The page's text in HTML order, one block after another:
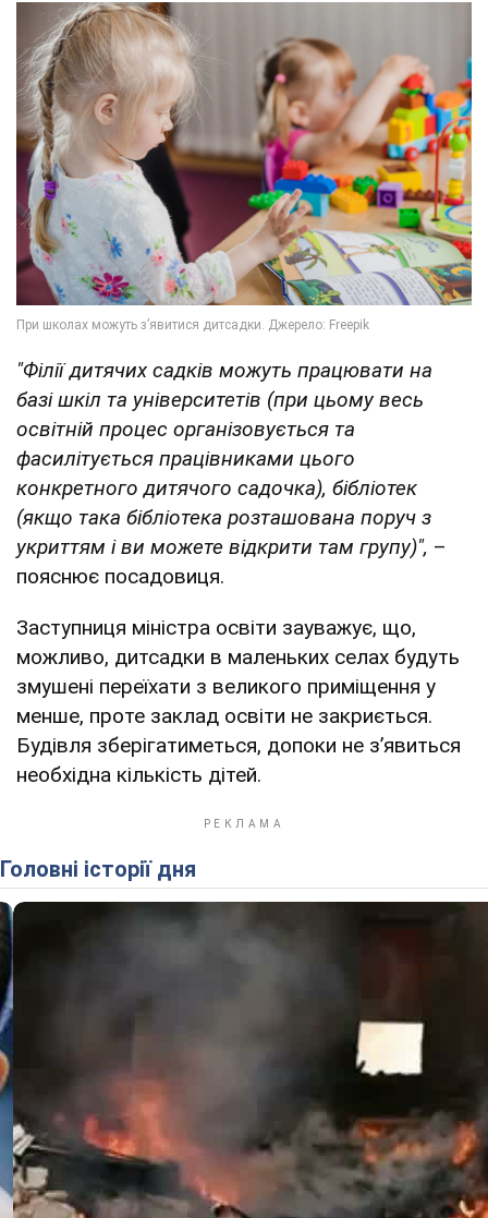
"Філії дитячих садків можуть працювати на
базі шкіл та університетів (при цьому весь
освітній процес організовується та
фасилітується працівниками цього
конкретного дитячого садочка), бібліотек
(якщо така бібліотека розташована поруч з
укриттям і ви можете відкрити там групу)", –
пояснює посадовиця.
Заступниця міністра освіти зауважує, що,
можливо, дитсадки в маленьких селах будуть
змушені переїхати з великого приміщення у
менше, проте заклад освіти не закриється.
Будівля зберігатиметься, допоки не зʼявиться
необхідна кількість дітей.
Головні історії дня